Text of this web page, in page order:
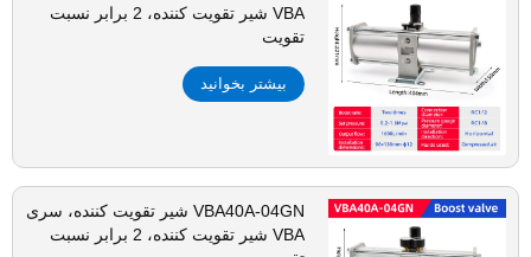
VBA شیر تقویت کننده، 2 برابر نسبت
تقویت
بیشتر بخوانید
VBA40A-04GN شیر تقویت کننده، سری
VBA شیر تقویت کننده، 2 برابر نسبت